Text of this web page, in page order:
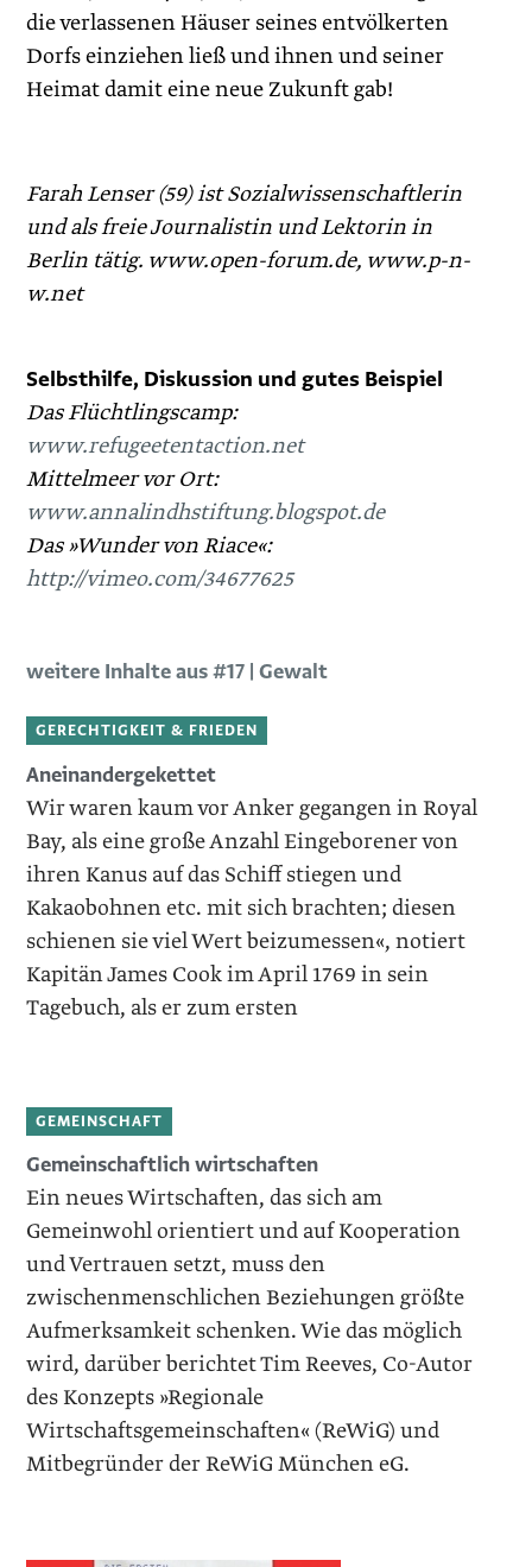
die verlassenen Häuser seines entvölkerten
Dorfs einziehen ließ und ihnen und seiner
Heimat damit eine neue Zukunft gab!
Farah Lenser (59) ist Sozialwissenschaftlerin
und als freie Journalistin und Lektorin in
Berlin tätig. www.open-forum.de, www.p-n-
w.net
Selbsthilfe, Diskussion und gutes Beispiel
Das Flüchtlingscamp:
www.refugeetentaction.net
Mittelmeer vor Ort:
www.annalindhstiftung.blogspot.de
Das »Wunder von Riace«:
http://vimeo.com/34677625
weitere Inhalte aus #17 | Gewalt
GERECHTIGKEIT & FRIEDEN
Aneinandergekettet
Wir waren kaum vor Anker gegangen in Royal
Bay, als eine große Anzahl Eingeborener von
ihren Kanus auf das Schiff stiegen und
Kakaobohnen etc. mit sich brachten; diesen
schienen sie viel Wert beizumessen«, notiert
Kapitän James Cook im April 1769 in sein
Tagebuch, als er zum ersten
GEMEINSCHAFT
Gemeinschaftlich wirtschaften
Ein neues Wirtschaften, das sich am
Gemeinwohl orientiert und auf Kooperation
und Vertrauen setzt, muss den
zwischenmenschlichen Beziehungen größte
Aufmerksamkeit schenken. Wie das möglich
wird, darüber berichtet Tim Reeves, Co-Autor
des Konzepts »Regionale
Wirtschaftsgemeinschaften« (ReWiG) und
Mitbegründer der ReWiG München eG.